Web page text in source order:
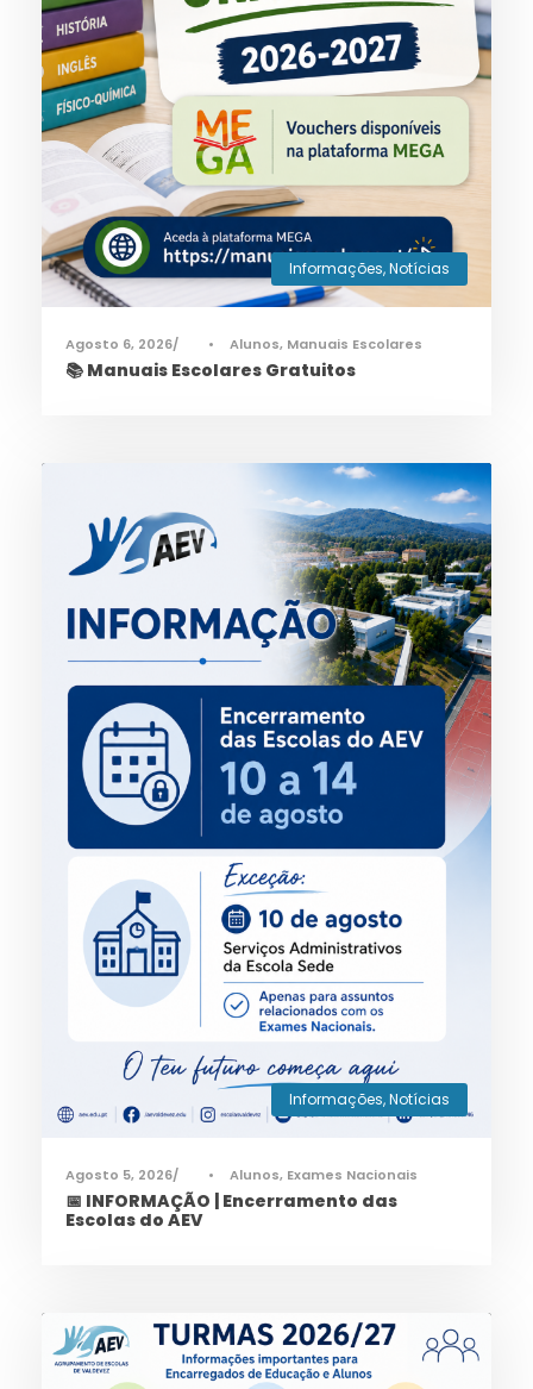
Informações,Notícias
Agosto 6, 2026 • Alunos, Manuais Escolares
📚 Manuais Escolares Gratuitos
Informações,Notícias
Agosto 5, 2026 • Alunos, Exames Nacionais
📅 INFORMAÇÃO | Encerramento das
Escolas do AEV